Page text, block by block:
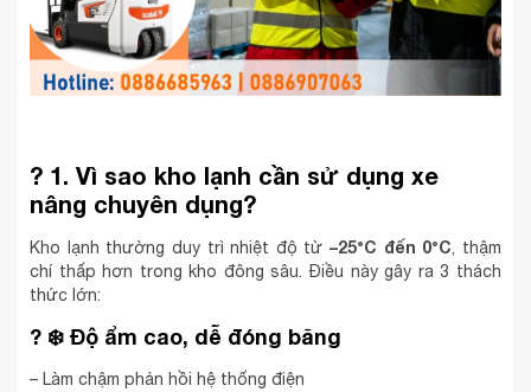
? 1. Vì sao kho lạnh cần sử dụng xe
nâng chuyên dụng?
Kho lạnh thường duy trì nhiệt độ từ–25°C đến 0°C , thậm
chí thấp hơn trong kho đông sâu. Điều này gây ra 3 thách
thức lớn:
? ❄️ Độ ẩm cao, dễ đóng băng
– Làm chậm phản hồi hệ thống điện